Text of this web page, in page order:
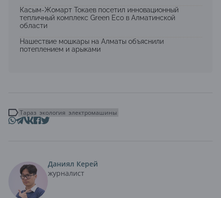
Касым-Жомарт Токаев посетил инновационный
тепличный комплекс Green Eco в Алматинской
области
Нашествие мошкары на Алматы объяснили
потеплением и арыками
Тараз экология электромашины
Даниял Керей
журналист